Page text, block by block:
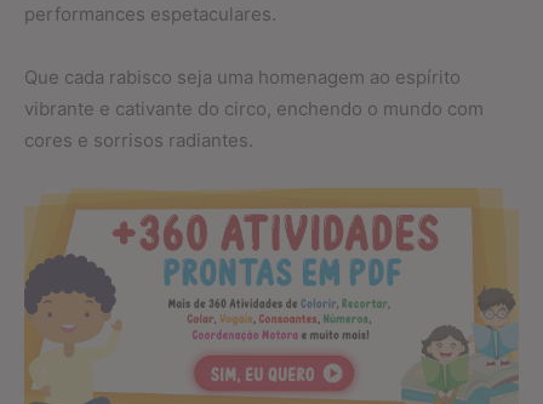
performances espetaculares.
Que cada rabisco seja uma homenagem ao espírito
vibrante e cativante do circo, enchendo o mundo com
cores e sorrisos radiantes.